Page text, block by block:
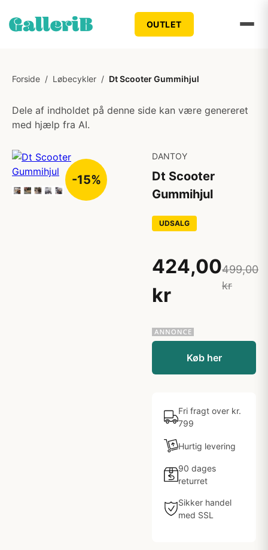
OUTLET
Forside / Løbecykler / Dt Scooter Gummihjul
Dele af indholdet på denne side kan være genereret
med hjælp fra AI.
-15%
DANTOY
Dt Scooter
Gummihjul
UDSALG
424,00
kr
499,00
kr
Køb her
Fri fragt over kr.
799
Hurtig levering
90 dages
returret
Sikker handel
med SSL